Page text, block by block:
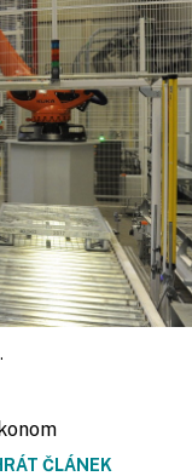
ČLÁNEK